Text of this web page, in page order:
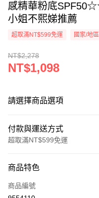
感精華粉底
小姐不熙娣推薦
超取滿NT$599免運 國家/地
NT$2,278
NT$1,098
請選擇商品選項
付款與運送方式
超取滿NT$599免運
信用卡一次付款
超商取貨付款
商品特色
商品編號